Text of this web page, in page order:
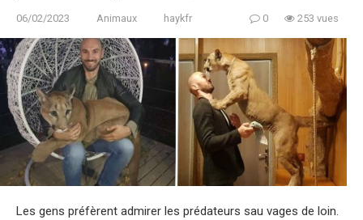
06/02/2023 Animaux haykfr 0 253 vues
Les gens préfèrent admirer les prédateurs sau vages de loin.